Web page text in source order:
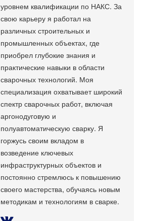
уровнем квалификации по НАКС. За
свою карьеру я работал на
различных строительных и
промышленных объектах, где
приобрел глубокие знания и
практические навыки в области
сварочных технологий. Моя
специализация охватывает широкий
спектр сварочных работ, включая
аргонодуговую и
полуавтоматическую сварку. Я
горжусь своим вкладом в
возведение ключевых
инфраструктурных объектов и
постоянно стремлюсь к повышению
своего мастерства, обучаясь новым
методикам и технологиям в сварке.